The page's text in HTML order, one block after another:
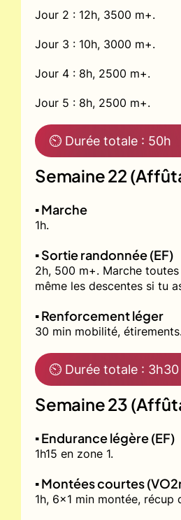
Jour 2 : 12h, 3500 m+.
Jour 3 : 10h, 3000 m+.
Jour 4 : 8h, 2500 m+.
Jour 5 : 8h, 2500 m+.
⏲ Durée totale : 50h
Semaine 22
▪️ Marche
1h.
▪️ Sortie randonnée (EF)
2h, 500 m+. Marche
même les descentes si tu
▪️ Renforcement léger
30 min mobilité,
⏲ Durée totale : 3h30
Semaine 23
▪️ Endurance légère (EF)
1h15 en zone 1.
▪️ Montées courtes
1h, 6x1 min montée, récup